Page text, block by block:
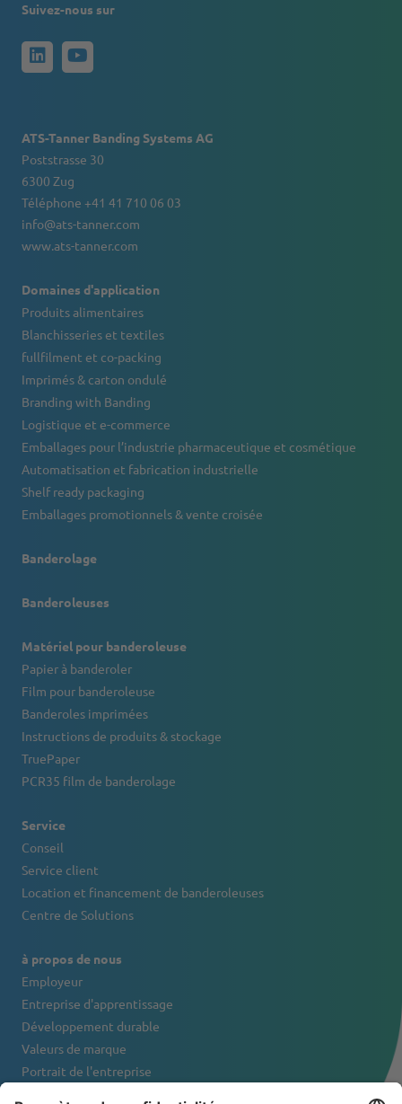
Suivez-nous sur
ATS-Tanner Banding Systems AG
Poststrasse 30
6300 Zug
Téléphone +41 41 710 06 03
info@ats-tanner.com
www.ats-tanner.com
Domaines d'application
Produits alimentaires
Blanchisseries et textiles
fullfilment et co-packing
Imprimés & carton ondulé
Branding with Banding
Logistique et e-commerce
Emballages pour l’industrie pharmaceutique et cosmétique
Automatisation et fabrication industrielle
Shelf ready packaging
Emballages promotionnels & vente croisée
Banderolage
Banderoleuses
Matériel pour banderoleuse
Papier à banderoler
Film pour banderoleuse
Banderoles imprimées
Instructions de produits & stockage
TruePaper
PCR35 film de banderolage
Service
Conseil
Service client
Location et financement de banderoleuses
Centre de Solutions
à propos de nous
Employeur
Entreprise d'apprentissage
Développement durable
Valeurs de marque
Portrait de l'entreprise